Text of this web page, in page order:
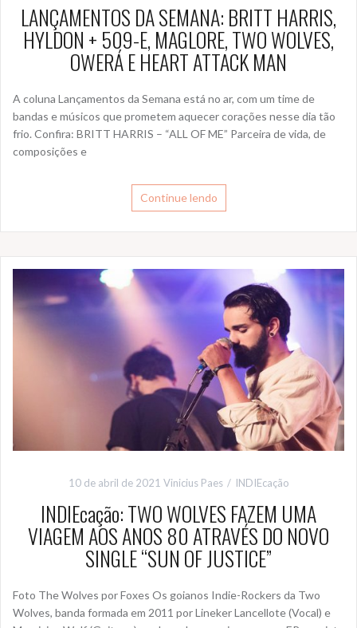
LANÇAMENTOS DA SEMANA: BRITT HARRIS,
HYLDON + 509-E, MAGLORE, TWO WOLVES,
OWERÁ E HEART ATTACK MAN
A coluna Lançamentos da Semana está no ar, com um time de
bandas e músicos que prometem aquecer corações nesse dia tão
frio. Confira: BRITT HARRIS – “ALL OF ME” Parceira de vida, de
composições e
Continue lendo
10 de abril de 2021 Vinicius Paes INDIEcação
INDIEcação: TWO WOLVES FAZEM UMA
VIAGEM AOS ANOS 80 ATRAVÉS DO NOVO
SINGLE “SUN OF JUSTICE”
Foto The Wolves por Foxes Os goianos Indie-Rockers da Two
Wolves, banda formada em 2011 por Lineker Lancellote (Vocal) e